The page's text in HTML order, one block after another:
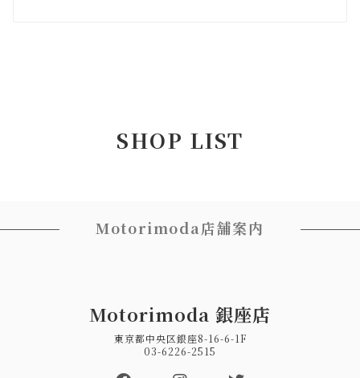
SHOP LIST
Motorimoda店舗案内
Motorimoda 銀座店
東京都中央区銀座8-16-6-1F
03-6226-2515